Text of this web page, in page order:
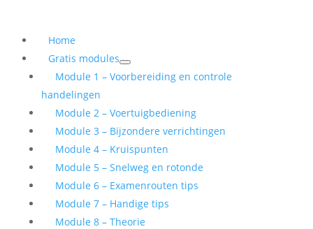
Home
Gratis modules
Module 1 – Voorbereiding en controle
handelingen
Module 2 – Voertuigbediening
Module 3 – Bijzondere verrichtingen
Module 4 – Kruispunten
Module 5 – Snelweg en rotonde
Module 6 – Examenrouten tips
Module 7 – Handige tips
Module 8 – Theorie